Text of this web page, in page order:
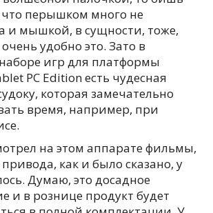
что перышком много не
и мышкой, в сущности, тоже,
удобно это. Зато в
игр для платформы
PC Edition есть чудесная
которая замечательно
время, например, при
на этом аппарате фильмы,
как и было сказано, у
Думаю, это досадное
и в рознице продукт будет